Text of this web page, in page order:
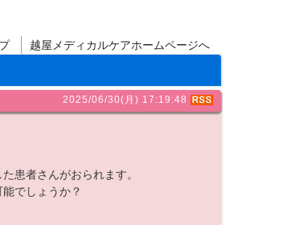
越屋メディカルケアホームページへ
2025/06/30(月) 17:19:48
患者さんがおられます。
でしょうか？